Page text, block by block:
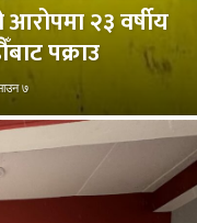
२३ वर्षीय
पक्राउ
७